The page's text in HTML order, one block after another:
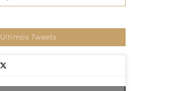
Últimos Tweets